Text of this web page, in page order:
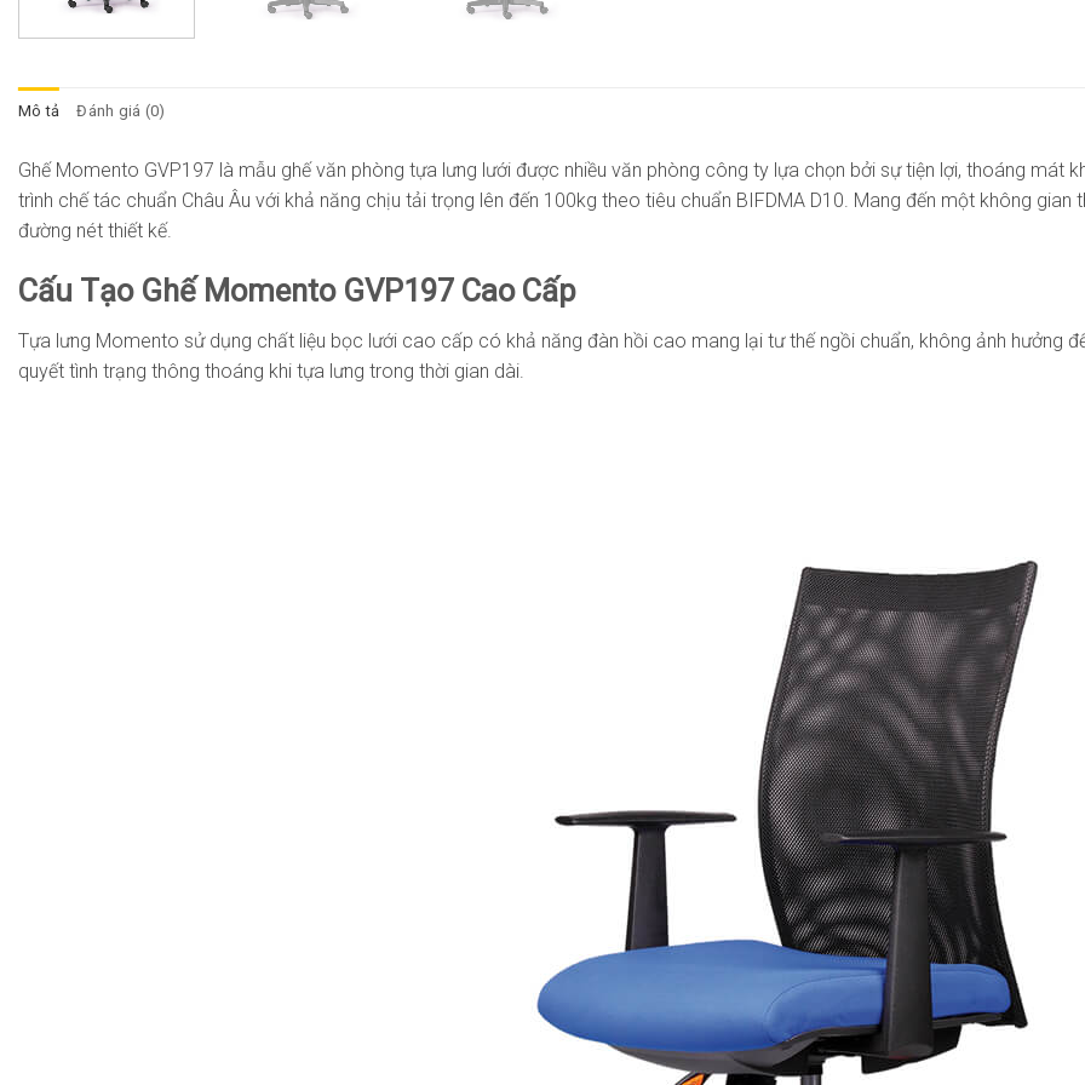
Mô tả Đánh giá (0)
Ghế Momento GVP197 là mẫu ghế văn phòng tựa lưng lưới được nhiều văn phòng công ty lựa chọn bởi sự tiện lợi, thoáng mát
trình chế tác chuẩn Châu Âu với khả năng chịu tải trọng lên đến 100kg theo tiêu chuẩn BIFDMA D10. Mang đến một không
đường nét thiết kế.
Cấu Tạo Ghế Momento GVP197 Cao Cấp
Tựa lưng Momento sử dụng chất liệu bọc lưới cao cấp có khả năng đàn hồi cao mang lại tư thế ngồi chuẩn, không ảnh hưởng
quyết tình trạng thông thoáng khi tựa lưng trong thời gian dài.